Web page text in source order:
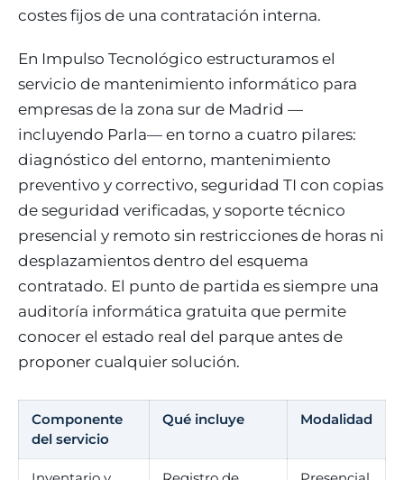
costes fijos de una contratación interna.
En Impulso Tecnológico estructuramos el
servicio de mantenimiento informático para
empresas de la zona sur de Madrid —
incluyendo Parla— en torno a cuatro pilares:
diagnóstico del entorno, mantenimiento
preventivo y correctivo, seguridad TI con copias
de seguridad verificadas, y soporte técnico
presencial y remoto sin restricciones de horas ni
desplazamientos dentro del esquema
contratado. El punto de partida es siempre una
auditoría informática gratuita que permite
conocer el estado real del parque antes de
proponer cualquier solución.
Componente
del servicio
Qué incluye Modalidad